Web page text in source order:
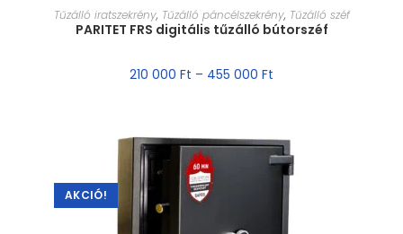
MÉRET VÁLASZTÁSA
Tűzálló iratszekrény, Tűzálló páncélszekrény, Tűzálló széf
PARITET FRS digitális tűzálló bútorszéf
210 000 Ft – 455 000 Ft
AKCIÓ!